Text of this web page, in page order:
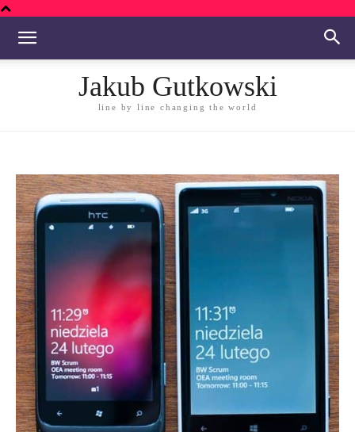
Jakub Gutkowski
line by line changing the world